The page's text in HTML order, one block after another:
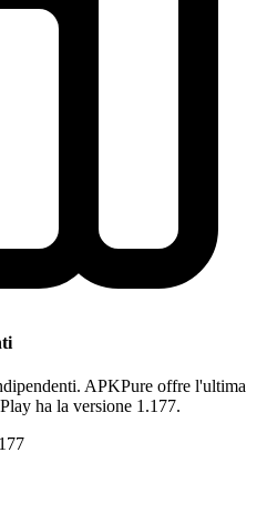
APKPure offre l'ultima
ha la versione 1.177.